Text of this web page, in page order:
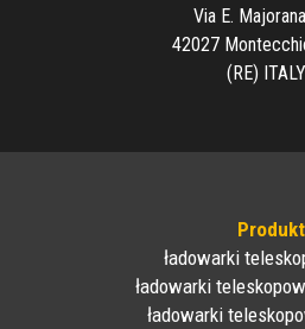
Via E.
42027
(RE) ITALY
ładowarki
ładowarki
ładowarki